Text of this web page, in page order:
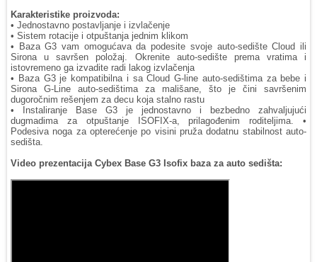
Karakteristike proizvoda:
• Jednostavno postavljanje i izvlačenje
• Sistem rotacije i otpuštanja jednim klikom
• Baza G3 vam omogućava da podesite svoje auto-sedište Cloud ili
Sirona u savršen položaj. Okrenite auto-sedište prema vratima i
istovremeno ga izvadite radi lakog izvlačenja
• Baza G3 je kompatibilna i sa Cloud G-line auto-sedištima za bebe i
Sirona G-Line auto-sedištima za mališane, što je čini savršenim
dugoročnim rešenjem za decu koja stalno rastu
• Instaliranje Base G3 je jednostavno i bezbedno zahvaljujući
dugmadima za otpuštanje ISOFIX-a, prilagođenim roditeljima. •
Podesiva noga za opterećenje po visini pruža dodatnu stabilnost auto-
sedišta.
Video prezentacija Cybex Base G3 Isofix baza za auto sedišta: